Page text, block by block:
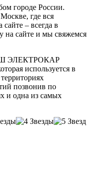
городе России.
где вся
сайте – всегда в
на сайте и мы свяжемся
ЭЛЕКТРОКАР
используется в
позвонив по
и одна из самых